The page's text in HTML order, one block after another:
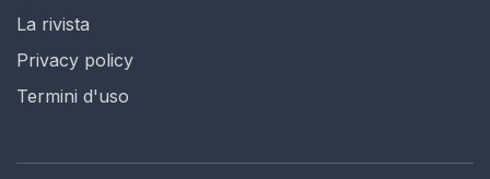
La rivista
Privacy policy
Termini d'uso